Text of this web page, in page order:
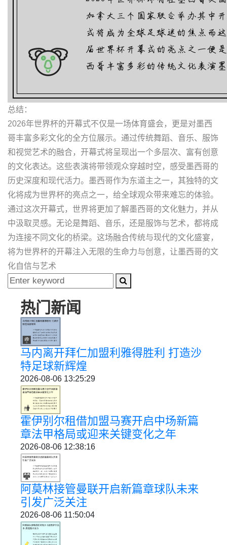
总结：
2026年世界杯的开幕式不仅是一场体育盛会，更是对墨西
哥丰富多彩文化的全方位展示。通过传统舞蹈、音乐、服饰
和视觉艺术的融合，开幕式将呈现出一个多层次、富有创意
的文化表达。这些表演将带领观众穿越时空，感受墨西哥的
历史深度和现代活力。墨西哥作为东道主之一，其独特的文
化将成为世界杯的亮点之一，给全球观众带来难忘的体验。
通过这次开幕式，世界将更加了解墨西哥的文化魅力，并从
中汲取灵感。无论是舞蹈、音乐，还是服饰与艺术，都将成
为连接不同文化的桥梁。这场融合传统与现代的文化盛宴，
将为世界杯的开幕注入无限的生命力与创意，让墨西哥的文
化自信与艺术
热门新闻
马内离开拜仁加盟利雅得胜利 打造沙
特足球新辉煌
2026-08-06 13:25:29
霍伊别尔租借加盟马赛开启中场新篇
章法甲格局或迎来关键变化之年
2026-08-06 12:38:16
阿莫林接管曼联开启新篇章球队未来
引发广泛关注
2026-08-06 11:50:04